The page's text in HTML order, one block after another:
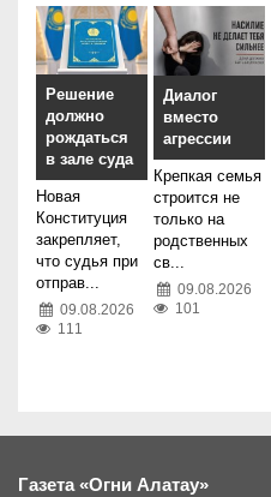
Решение
должно
рождаться
в зале суда
Новая
Конституция
закрепляет,
что судья при
отправ...
09.08.2026
111
Диалог
вместо
агрессии
Крепкая семья
строится не
только на
родственных
св...
09.08.2026
101
Газета «Огни Алатау»